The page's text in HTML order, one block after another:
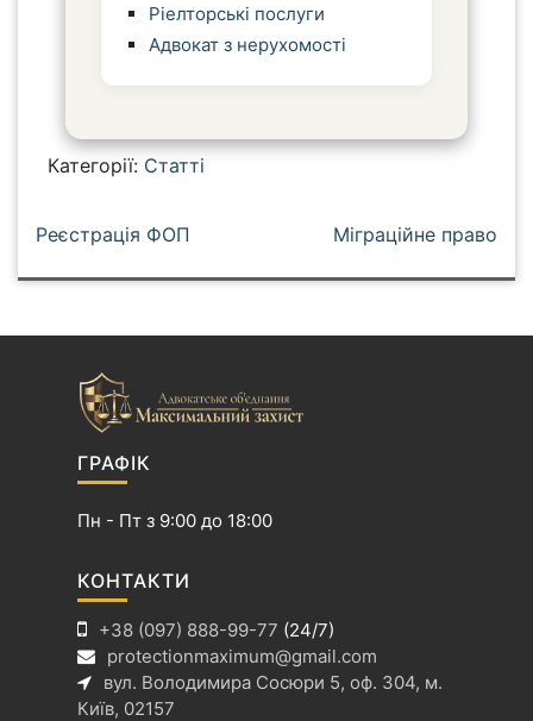
Ріелторські послуги
Адвокат з нерухомості
Категорії: Статті
Н
Реєстрація ФОП Міграційне право
ГРАФІК
Пн - Пт з 9:00 до 18:00
КОНТАКТИ
+38 (097) 888-99-77 (24/7)
protectionmaximum@gmail.com
вул. Володимира Сосюри 5, оф. 304, м.
Київ, 02157